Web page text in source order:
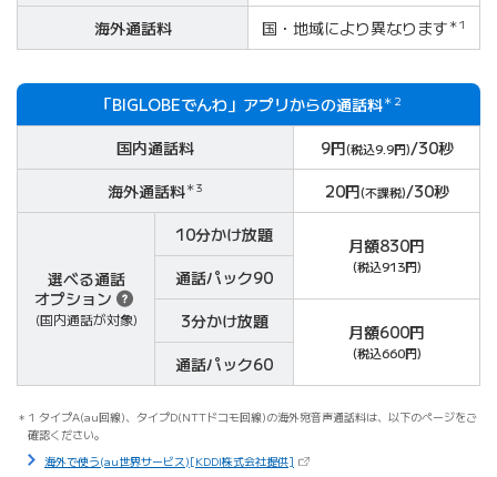
海外通話料
国・地域により異なります ＊1
「BIGLOBEでんわ」アプリからの通話料＊2
国内通話料 9円(税込9.9円)/30秒
海外通話料＊3 20円(不課税)/30秒
選べる通話
オプション
(国内通話が対象)
10分かけ放題 月額830円
(税込913円)
通話パック90
3分かけ放題 月額600円
(税込660円)
通話パック60
1 タイプA(au回線)、タイプD(NTTドコモ回線)の海外宛音声通話料は、以下のページをご
確認ください。
海外で使う(au世界サービス)[KDDI株式会社提供] （新しいタブで開きます）